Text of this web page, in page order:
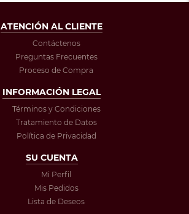
ATENCIÓN AL CLIENTE
Contáctenos
Preguntas Frecuentes
Proceso de Compra
INFORMACIÓN LEGAL
Términos y Condiciones
Tratamiento de Datos
Política de Privacidad
SU CUENTA
Mi Perfil
Mis Pedidos
Lista de Deseos